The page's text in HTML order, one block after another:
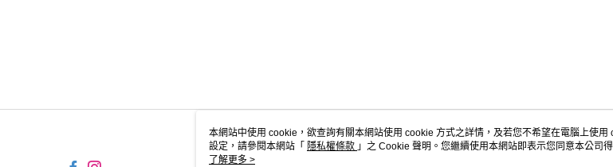
關於我們
本網站中使用 cookie，欲查詢有關本網站使用 cookie 方式之詳情，及若您不希望在電腦上使
設定，請參閱本網站「 隱私權條款 」之 Cookie 聲明。您繼續使用本網站即表示您同意本公司
使用 cookie。
了解更多 >